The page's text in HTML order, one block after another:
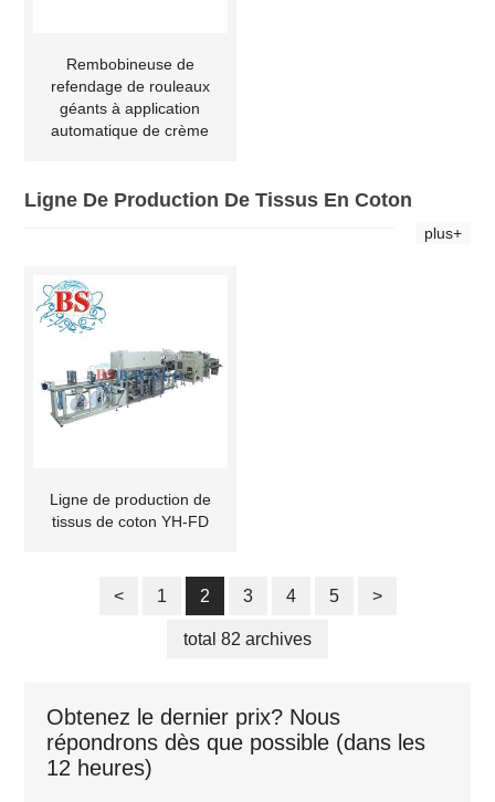
Rembobineuse de
refendage de rouleaux
géants à application
automatique de crème
Ligne De Production De Tissus En Coton
plus+
Ligne de production de
tissus de coton YH-FD
< 1 2 3 4 5 >
total 82 archives
Obtenez le dernier prix? Nous
répondrons dès que possible (dans les
12 heures)